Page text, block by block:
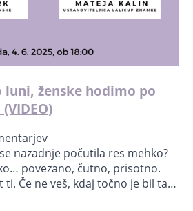
ženske hodimo po
nazadnje počutila res mehko?
povezano, čutno, prisotno.
ti. Če ne veš, kdaj točno je bil ta…